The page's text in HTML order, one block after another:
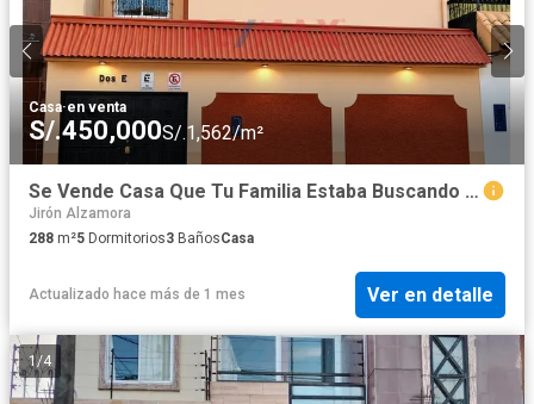
Casa·en venta
S/.450,000S/.1,562/m²
Se Vende Casa Que Tu Familia Estaba Buscando – Iquitos!
Jirón Alzamora
288 m²5 Dormitorios3 BañosCasa
Actualizado hace más de 1 mes Ver en detalle
1/4